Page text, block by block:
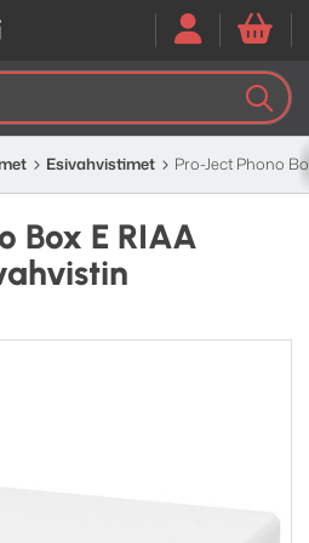
Esivahvistimet Pro-Ject Phono
Box E RIAA